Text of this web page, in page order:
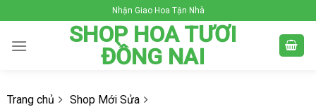
to
content
Nhận Giao Hoa Tận Nhà
SHOP HOA TƯƠI
ĐỒNG NAI
Trang chủ
Shop Mới Sửa